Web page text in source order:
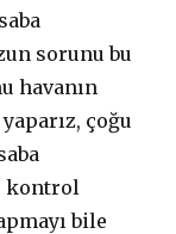
sorunu bu
havanın
çoğu
kontrol
bile